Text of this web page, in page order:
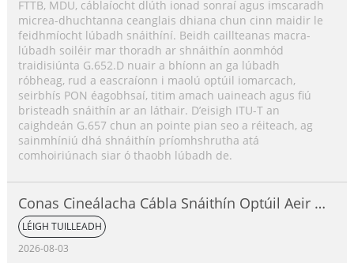
FTTB, MDU, cáblaíocht dlúth ionad sonraí agus imscaradh
micrea-dhuchtanna ceanglais dhiana chun cinn maidir le
feidhmíocht lúbadh snáithíní. Beidh caillteanas macra-
lúbadh soiléir mar thoradh ar shnáithín aonmhód
traidisiúnta G.652.D nuair a bhíonn an ga lúbadh
róbheag, rud a eascraíonn i maolú optúil iomarcach,
seirbhís PON éagobhsaí, titim amach uaineach agus fiú
bristeadh snáithín ar an láthair. D’eisigh ITU-T an
caighdeán G.657 chun an pointe pian seo a réiteach, ag
sainmhíniú dhá shnáithín príomhshrutha atá
comhoiriúnach siar ó thaobh lúbadh de.
Conas Cineálacha Cábla Snáithín Optúil Aeir a
Roghnú?
LÉIGH TUILLEADH
2026-08-03